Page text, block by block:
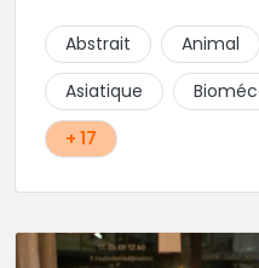
construire un projet qui
Abstrait Animal
Asiatique
+ 17